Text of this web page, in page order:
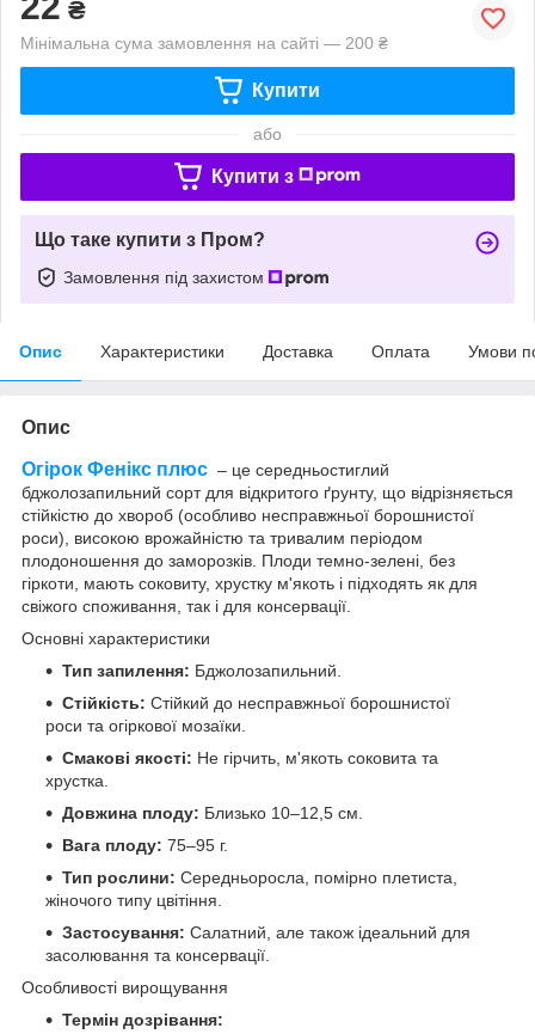
₴
Мінімальна сума замовлення на сайті — 200 ₴
Купити
або
Купити з
Що таке купити з Пром?
Замовлення під захистом
Опис Характеристики Доставка Оплата Умови
Опис
Огiрок Фенiкс плюс – це середньостиглий
бджолозапильний сорт для відкритого ґрунту, що відрізняється
стійкістю до хвороб (особливо несправжньої борошнистої
роси), високою врожайністю та тривалим періодом
плодоношення до заморозків. Плоди темно-зелені, без
гіркоти, мають соковиту, хрустку м'якоть і підходять як для
свіжого споживання, так і для консервації.
Основні характеристики
Тип запилення: Бджолозапильний.
Стійкість: Стійкий до несправжньої борошнистої
роси та огіркової мозаїки.
Смакові якості: Не гірчить, м'якоть соковита та
хрустка.
Довжина плоду: Близько 10–12,5 см.
Вага плоду: 75–95 г.
Тип рослини: Середньоросла, помірно плетиста,
жіночого типу цвітіння.
Застосування: Салатний, але також ідеальний для
засолювання та консервації.
Особливості вирощування
Термін дозрівання: